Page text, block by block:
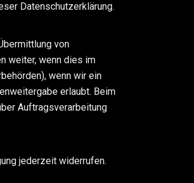
Datenschutzerklärung.
von
weiter, wenn dies im
wenn wir ein
erlaubt. Beim
Auftragsverarbeitung
jederzeit widerrufen.